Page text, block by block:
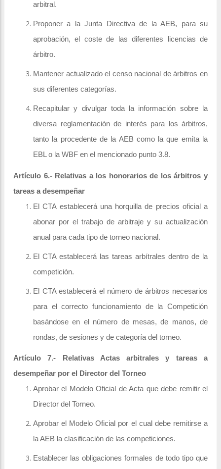
arbitral.
Proponer a la Junta Directiva de la AEB, para su
aprobación, el coste de las diferentes licencias de
árbitro.
Mantener actualizado el censo nacional de árbitros en
sus diferentes categorías.
Recapitular y divulgar toda la información sobre la
diversa reglamentación de interés para los árbitros,
tanto la procedente de la AEB como la que emita la
EBL o la WBF en el mencionado punto 3.8.
Artículo 6.- Relativas a los honorarios de los árbitros y
tareas a desempeñar
El CTA establecerá una horquilla de precios oficial a
abonar por el trabajo de arbitraje y su actualización
anual para cada tipo de torneo nacional.
El CTA establecerá las tareas arbítrales dentro de la
competición.
El CTA establecerá el número de árbitros necesarios
para el correcto funcionamiento de la Competición
basándose en el número de mesas, de manos, de
rondas, de sesiones y de categoría del torneo.
Artículo 7.- Relativas Actas arbitrales y tareas a
desempeñar por el Director del Torneo
Aprobar el Modelo Oficial de Acta que debe remitir el
Director del Torneo.
Aprobar el Modelo Oficial por el cual debe remitirse a
la AEB la clasificación de las competiciones.
Establecer las obligaciones formales de todo tipo que